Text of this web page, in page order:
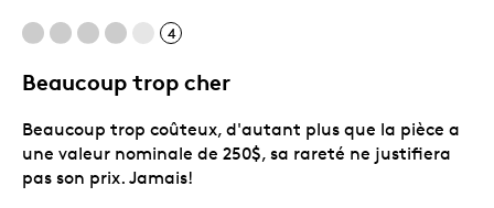
4
Beaucoup trop cher
Beaucoup trop coûteux, d'autant plus que la pièce a
une valeur nominale de 250$, sa rareté ne justifiera
pas son prix. Jamais!